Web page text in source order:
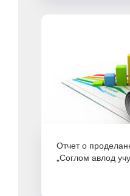
Отчет о
„Соглом авлод